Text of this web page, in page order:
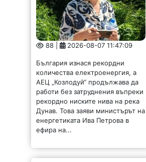
88 | 2026-08-07 11:47:09
България изнася рекордни
количества електроенергия, а
АЕЦ „Козлодуй“ продължава да
работи без затруднения въпреки
рекордно ниските нива на река
Дунав. Това заяви министърът на
енергетиката Ива Петрова в
ефира на...